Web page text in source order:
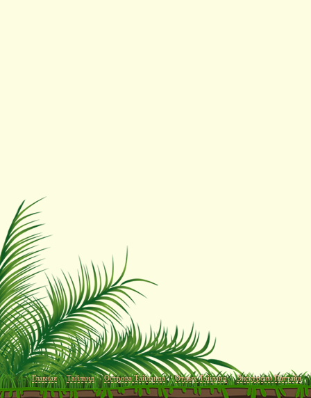
Главная Тайланд Острова Тайланда Отдых Тайланд Экскурсии Паттайя